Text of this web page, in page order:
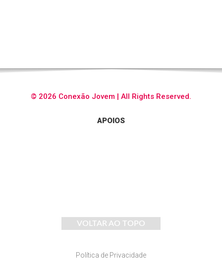
© 2026 Conexão Jovem | All Rights Reserved.
APOIOS
VOLTAR AO TOPO
Política de Privacidade